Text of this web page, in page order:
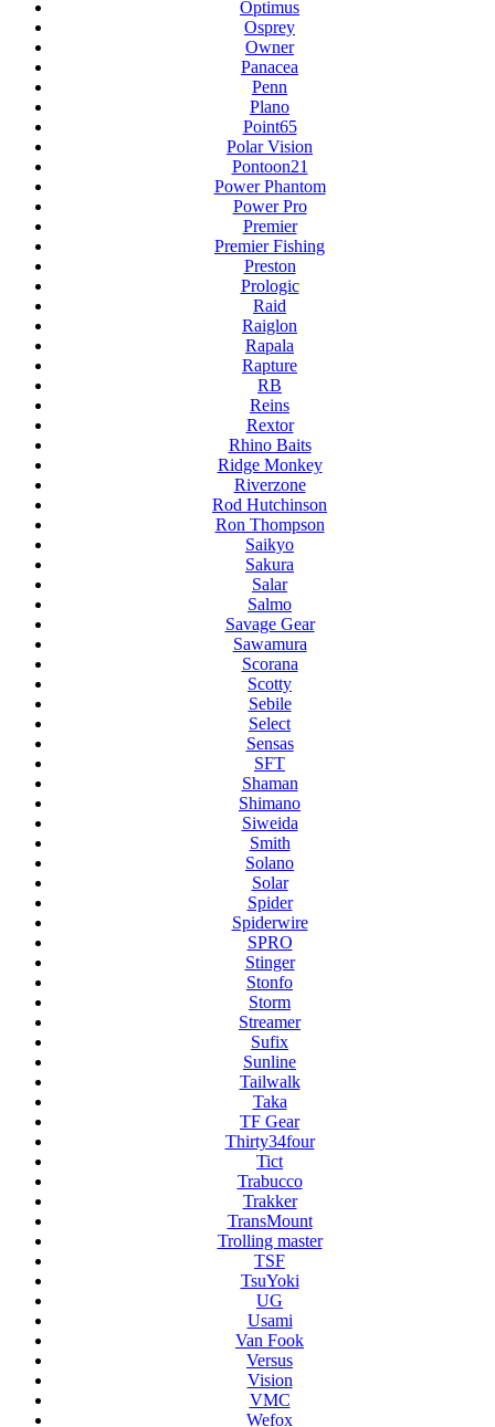
Optimus
Osprey
Owner
Panacea
Penn
Plano
Point65
Polar Vision
Pontoon21
Power Phantom
Power Pro
Premier
Premier Fishing
Preston
Prologic
Raid
Raiglon
Rapala
Rapture
RB
Reins
Rextor
Rhino Baits
Ridge Monkey
Riverzone
Rod Hutchinson
Ron Thompson
Saikyo
Sakura
Salar
Salmo
Savage Gear
Sawamura
Scorana
Scotty
Sebile
Select
Sensas
SFT
Shaman
Shimano
Siweida
Smith
Solano
Solar
Spider
Spiderwire
SPRO
Stinger
Stonfo
Storm
Streamer
Sufix
Sunline
Tailwalk
Taka
TF Gear
Thirty34four
Tict
Trabucco
Trakker
TransMount
Trolling master
TSF
TsuYoki
UG
Usami
Van Fook
Versus
Vision
VMC
Wefox